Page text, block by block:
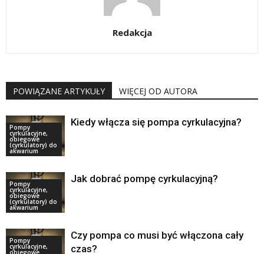
Redakcja
POWIĄZANE ARTYKUŁY WIĘCEJ OD AUTORA
Pompy
cyrkulacyjne,
obiegowe
(cyrkulatory) do
akwarium
Kiedy włącza się pompa cyrkulacyjna?
Pompy
cyrkulacyjne,
obiegowe
(cyrkulatory) do
akwarium
Jak dobrać pompę cyrkulacyjną?
Pompy
cyrkulacyjne,
obiegowe
Czy pompa co musi być włączona cały
czas?